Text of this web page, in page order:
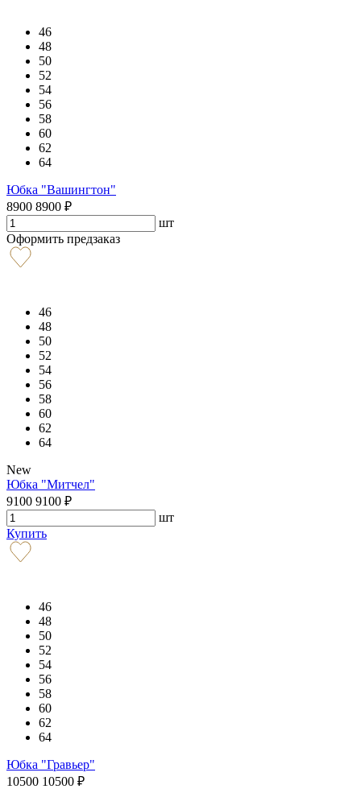
46
48
50
52
54
56
58
60
62
64
Юбка "Вашингтон"
8900 8900 ₽
шт
Оформить предзаказ
46
48
50
52
54
56
58
60
62
64
New
Юбка "Митчел"
9100 9100 ₽
шт
Купить
46
48
50
52
54
56
58
60
62
64
Юбка "Гравьер"
10500 10500 ₽